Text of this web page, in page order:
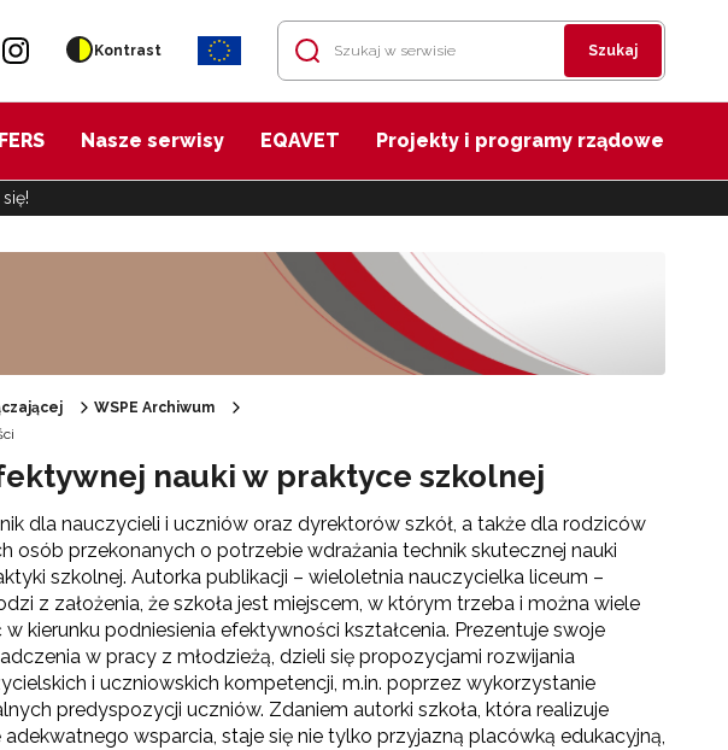
Kontrast Szukaj
FERS Nasze serwisy EQAVET Projekty i programy rządowe
WSPE Archiwum
nauki w praktyce szkolnej
dla nauczycieli i uczniów oraz dyrektorów szkół, a także dla rodziców
osób przekonanych o potrzebie wdrażania technik skutecznej nauki
szkolnej. Autorka publikacji – wieloletnia nauczycielka liceum –
z założenia, że szkoła jest miejscem, w którym trzeba i można wiele
w kierunku podniesienia efektywności kształcenia. Prezentuje swoje
w pracy z młodzieżą, dzieli się propozycjami rozwijania
i uczniowskich kompetencji, m.in. poprzez wykorzystanie
predyspozycji uczniów. Zdaniem autorki szkoła, która realizuje
wsparcia, staje się nie tylko przyjazną placówką edukacyjną,